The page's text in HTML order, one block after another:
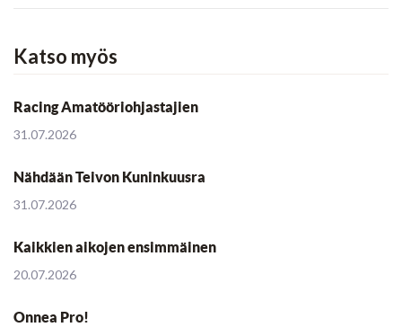
Katso myös
Racing Amatööriohjastajien
31.07.2026
Nähdään Teivon Kuninkuusra
31.07.2026
Kaikkien aikojen ensimmäinen
20.07.2026
Onnea Pro!